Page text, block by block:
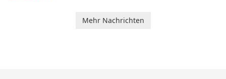
Mehr Nachrichten